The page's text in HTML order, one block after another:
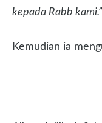
kepada Rabb kami.”
Kemudian ia